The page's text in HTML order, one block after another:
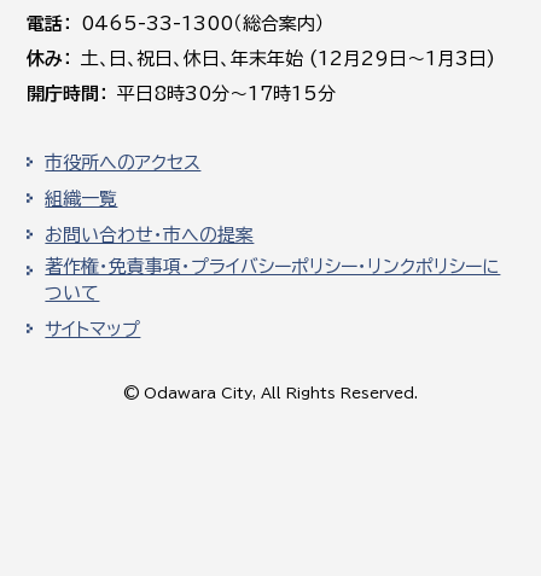
電話
0465-33-1300（総合案内）
休み
土､日､祝日、休日、年末年始 (12月29日～1月3日)
開庁時間
平日8時30分～17時15分
市役所へのアクセス
組織一覧
お問い合わせ・市への提案
著作権・免責事項・プライバシーポリシー・リンクポリシーに
ついて
サイトマップ
© Odawara City, All Rights Reserved.